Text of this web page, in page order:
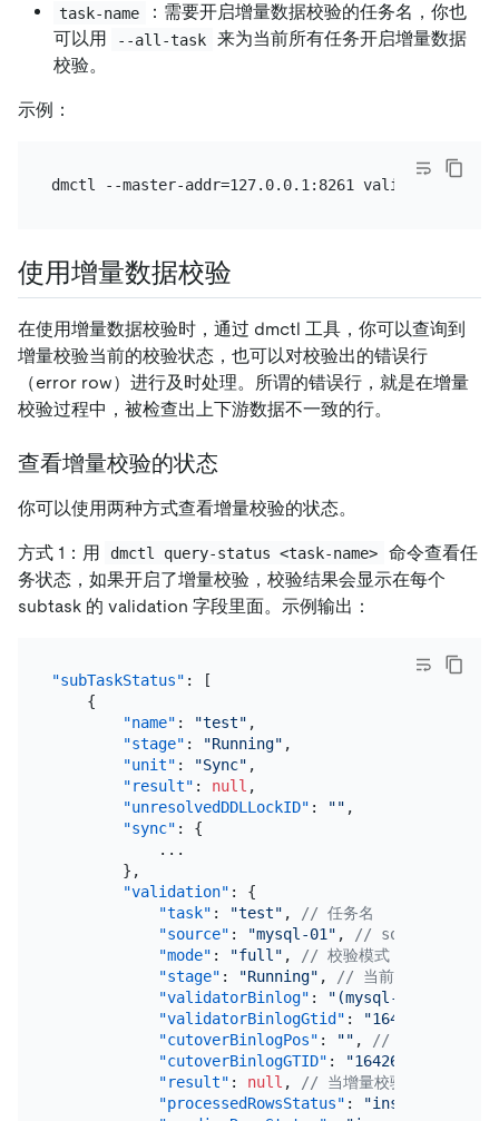
task-name
：需要开启增量数据校验的任务名，你也
可以用
--all-task
来为当前所有任务开启增量数据
校验。
示例：
使用增量数据校验
在使用增量数据校验时，通过 dmctl 工具，你可以查询到
增量校验当前的校验状态，也可以对校验出的错误行
（error row）进行及时处理。所谓的错误行，就是在增量
校验过程中，被检查出上下游数据不一致的行。
查看增量校验的状态
你可以使用两种方式查看增量校验的状态。
方式 1：用 dmctl query-status <task-name>
命令查看任
务状态，如果开启了增量校验，校验结果会显示在每个
subtask 的 validation 字段里面。示例输出：
"subTaskStatus" :
[
{
"name" : "test" ,
"stage" : "Running" ,
"unit" : "Sync" ,
"result" : null ,
"unresolvedDDLLockID" : "" ,
"sync" :
{
            ...
} ,
"validation" :
{
"task" : "test" ,
// 任务名
"source" : "mysql-01" ,
// source id
"mode" : "full" ,
// 校验模式
"stage" : "Running" ,
// 当前状态，
"validatorBinlog" :
"(mysql-
"validatorBinlogGtid" :
"1642618e-
"cutoverBinlogPos" : "" ,
// 设置的
"cutoverBinlogGTID" :
"1642618e-cf65-
"result" : null ,
// 当增量校验异常时，显
"processedRowsStatus" :
"insert/